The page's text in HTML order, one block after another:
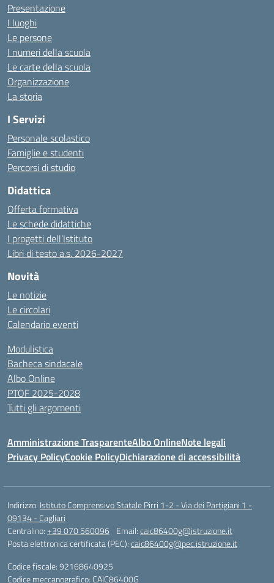
Presentazione
I luoghi
Le persone
I numeri della scuola
Le carte della scuola
Organizzazione
La storia
I Servizi
Personale scolastico
Famiglie e studenti
Percorsi di studio
Didattica
Offerta formativa
Le schede didattiche
I progetti dell’Istituto
Libri di testo a.s. 2026-2027
Novità
Le notizie
Le circolari
Calendario eventi
Modulistica
Bacheca sindacale
Albo Online
PTOF 2025-2028
Tutti gli argomenti
Amministrazione TrasparenteAlbo OnlineNote legali
Privacy PolicyCookie PolicyDichiarazione di accessibilità
Indirizzo: Istituto Comprensivo Statale Pirri 1-2 - Via dei Partigiani 1 -
09134 - Cagliari
Centralino:+39 070 560096 Email:caic86400g@istruzione.it
Posta elettronica certificata (PEC):caic86400g@pec.istruzione.it
Codice fiscale: 92168640925
Codice meccanografico: CAIC86400G